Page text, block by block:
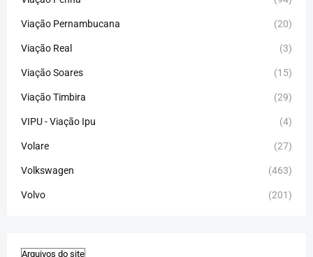
Viação Pernambucana (20)
Viação Real (3)
Viação Soares (15)
Viação Timbira (29)
VIPU - Viação Ipu (4)
Volare (27)
Volkswagen (463)
Volvo (201)